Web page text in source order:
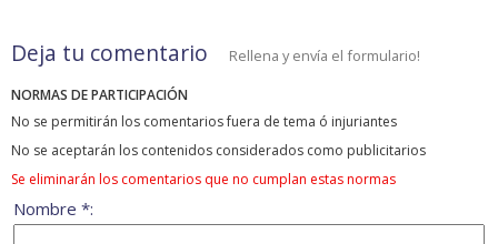
Deja tu comentario Rellena y envía el formulario!
NORMAS DE PARTICIPACIÓN
No se permitirán los comentarios fuera de tema ó injuriantes
No se aceptarán los contenidos considerados como publicitarios
Se eliminarán los comentarios que no cumplan estas normas
Nombre *: